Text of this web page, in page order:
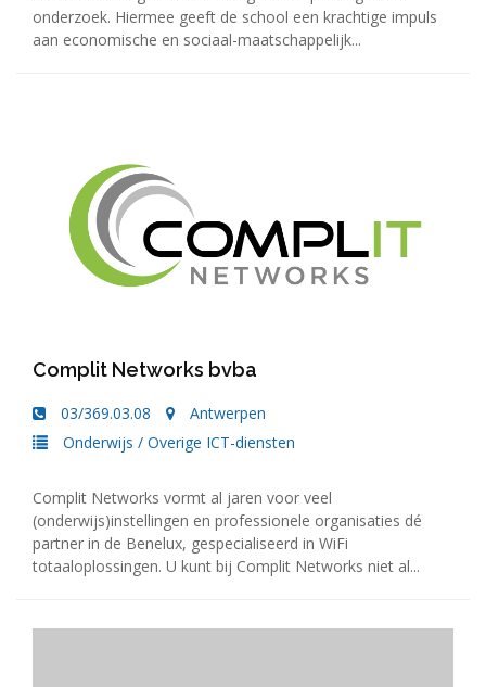
onderzoek. Hiermee geeft de school een krachtige impuls
aan economische en sociaal-maatschappelijk...
Complit Networks bvba
03/369.03.08
Antwerpen
Onderwijs / Overige ICT-diensten
Complit Networks vormt al jaren voor veel
(onderwijs)instellingen en professionele organisaties dé
partner in de Benelux, gespecialiseerd in WiFi
totaaloplossingen. U kunt bij Complit Networks niet al...